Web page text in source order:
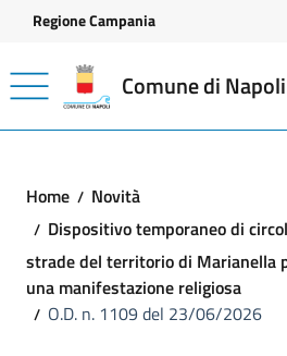
Vai ai contenuti
Vai al footer
Regione Campania
Comune di Napoli
Home
Novità
Dispositivo temporaneo di
strade del territorio di Marianella
una manifestazione religiosa
O.D. n. 1109 del 23/06/2026